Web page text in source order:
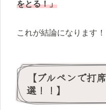
をとる！」
これが結論になります！
【ブルペンで打
選！！】